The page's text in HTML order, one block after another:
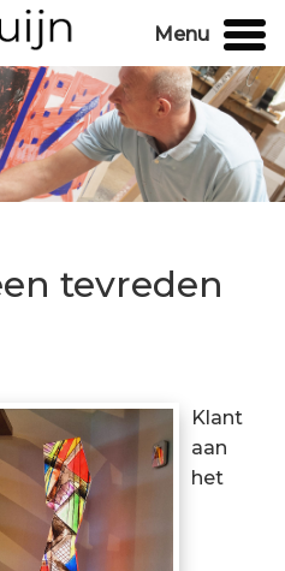
Menu
tevreden
Klant
aan
het